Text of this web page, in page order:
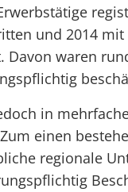
und 2014 mit
Davon waren
in
einen
regionale